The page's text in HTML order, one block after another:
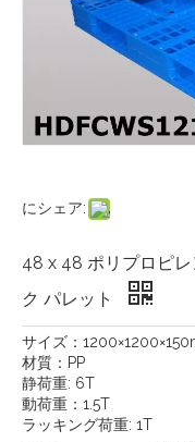
にシェア:
48 x 48 ポリプロピ
ク パレット
サイズ：
材質：PP
静荷重: 6T
動荷重：1.5T
ラッキング荷重: 1T